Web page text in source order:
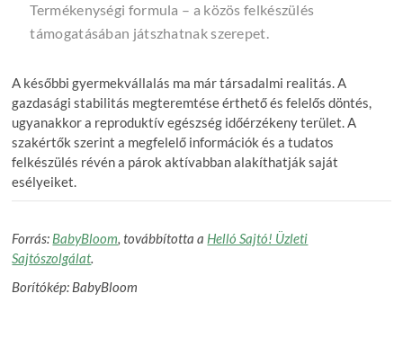
Termékenységi formula – a közös felkészülés
támogatásában játszhatnak szerepet.
A későbbi gyermekvállalás ma már társadalmi realitás. A
gazdasági stabilitás megteremtése érthető és felelős döntés,
ugyanakkor a reproduktív egészség időérzékeny terület. A
szakértők szerint a megfelelő információk és a tudatos
felkészülés révén a párok aktívabban alakíthatják saját
esélyeiket.
Forrás: BabyBloom, továbbította a Helló Sajtó! Üzleti
Sajtószolgálat.
Borítókép: BabyBloom